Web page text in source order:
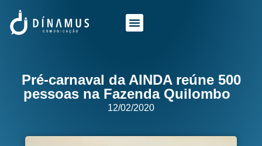
Pré-carnaval da AINDA reúne 500
pessoas na Fazenda Quilombo
12/02/2020